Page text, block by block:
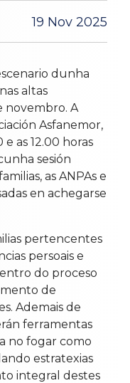
19 Nov 2025
dunha
altas
novembro. A
Asfanemor,
as 12.00 horas
sesión
as ANPAs e
en achegarse
pertencentes
persoais e
do proceso
de
Ademais de
ferramentas
no fogar como
estratexias
integral destes